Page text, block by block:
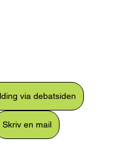
via debatsiden
Skriv en mail